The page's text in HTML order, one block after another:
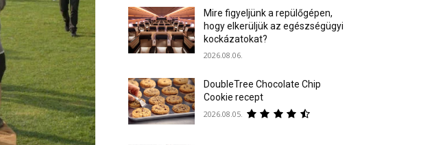
Mire figyeljünk a repülőgépen,
hogy elkerüljük az egészségügyi
kockázatokat?
2026.08.06.
DoubleTree Chocolate Chip
Cookie recept
2026.08.05.